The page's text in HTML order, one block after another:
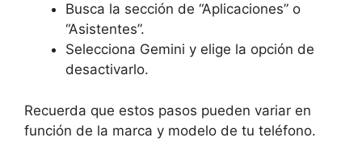
Busca la sección de “Aplicaciones” o
“Asistentes”.
Selecciona Gemini y elige la opción de
desactivarlo.
Recuerda que estos pasos pueden variar en
función de la marca y modelo de tu teléfono.